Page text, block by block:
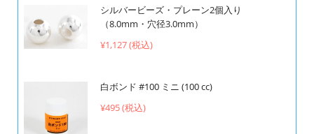
シルバービーズ・プレーン2個入り
（8.0mm・穴径3.0mm）
¥1,127 (税込)
白ボンド #100 ミニ (100 cc)
¥495 (税込)